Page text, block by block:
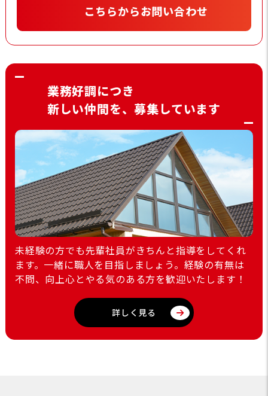
こちらからお問い合わせ
業務好調につき
新しい仲間を、募集しています
未経験の方でも先輩社員がきちんと指導をしてくれ
ます。一緒に職人を目指しましょう。経験の有無は
不問、向上心とやる気のある方を歓迎いたします！
詳しく見る